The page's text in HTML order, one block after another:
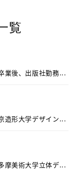
覧
業後、出版社勤務...
造形大学デザイン...
摩美術大学立体デ...